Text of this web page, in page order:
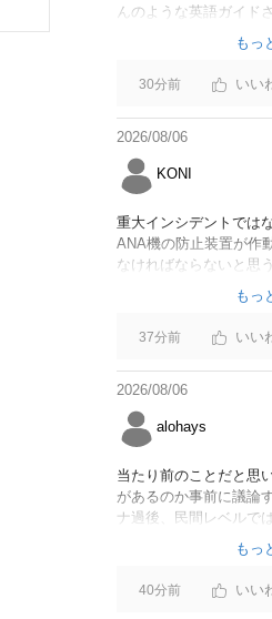
んのような英語ガイド
もっ
30分前
2026/08/06
KONI
重大インシデントでは
ANA機の防止装置が作
なければならないと思う
もっ
37分前
2026/08/06
alohays
当たり前のことだと思
があるのか事前に議論
ナ過後、民間レベルで
リモートでやり取りす
し。貴重な税金を使う
知してからにして下さ
もっ
40分前